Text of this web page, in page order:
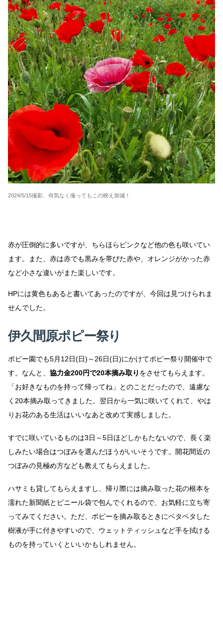
2024/5/15撮影、何気なく撮ってもこの映え加減！
赤が圧倒的に多いですが、ちらほらピンクなど他の色も咲いてい
ます。また、赤は赤でも黒みを帯びた赤や、オレンジがかった赤
など小さな違いがまた楽しいです。
HPには黄色もあると書いてあったのですが、今回は見つけられま
せんでした。
伊久間原ポピー祭り
ポピー園でも5月12日(日)～26日(日)にかけてポピー祭り開催中で
す。なんと、 協力金200円で20本摘み取り をさせてもらえます。
「お好きなものを持って帰ってね」とのことだったので、遠慮な
く20本摘み取ってきました。翌日から一気に咲いてくれて、やは
りお花のある生活はいいなあと改めて実感しました。
すでに咲いているものは3日～5日ほどしかもたないので、長く楽
しみたい場合はつぼみを選んだほうがいいそうです。開花間近の
つぼみの見極め方なども教えてもらえました。
ハサミも貸してもらえますし、帰り際には摘み取った花の根本を
濡れた新聞紙とビニール袋で包んでくれるので、お気軽に立ち寄
ってみてください。ただ、ポピーを摘み取るときにベタベタした
樹液が手に付きやすいので、ウェットティッシュなど手を拭ける
ものを持っていくといいかもしれません。